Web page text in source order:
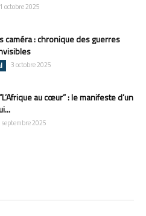
octobre 2025
caméra : chronique des guerres
3 octobre 2025
au cœur” : le manifeste d’un
septembre 2025